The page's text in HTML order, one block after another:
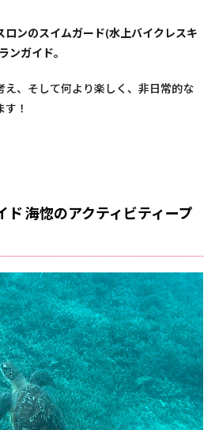
ロンのスイムガード(水上バイクレスキ
ンガイド。
え、そして何より楽しく、非日常的な
！
ド 海惚のアクティビティープ